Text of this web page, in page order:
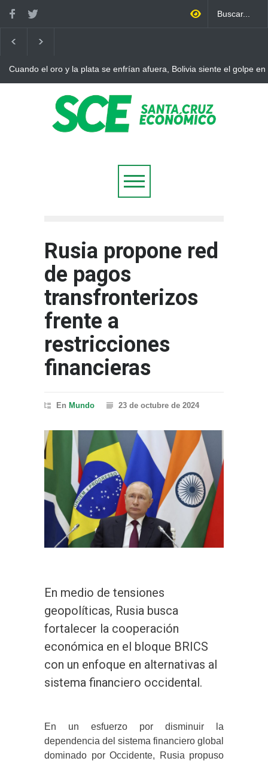
Cuando el oro y la plata se enfrían afuera, Bolivia siente el golpe en
Rusia propone red
de pagos
transfronterizos
frente a
restricciones
financieras
En Mundo 23 de octubre de 2024
En medio de tensiones
geopolíticas, Rusia busca
fortalecer la cooperación
económica en el bloque BRICS
con un enfoque en alternativas al
sistema financiero occidental.
En un esfuerzo por disminuir la
dependencia del sistema financiero global
dominado por Occidente, Rusia propuso